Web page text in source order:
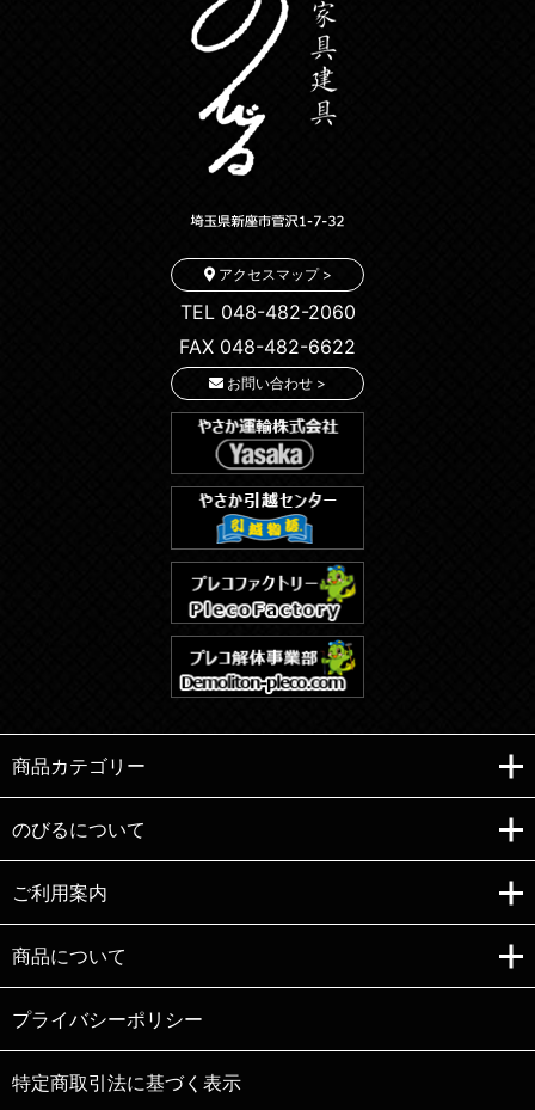
アクセスマップ >
TEL 048-482-2060
FAX 048-482-6622
お問い合わせ >
商品カテゴリー
のびるについて
ご利用案内
商品について
プライバシーポリシー
特定商取引法に基づく表示
Copyright (C)e-nobiru All right reserved.